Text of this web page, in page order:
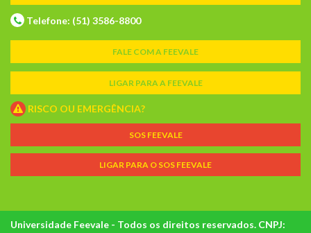
Telefone: (51) 3586-8800
FALE COM A FEEVALE
LIGAR PARA A FEEVALE
RISCO OU EMERGÊNCIA?
SOS FEEVALE
LIGAR PARA O SOS FEEVALE
Universidade Feevale - Todos os direitos reservados. CNPJ: